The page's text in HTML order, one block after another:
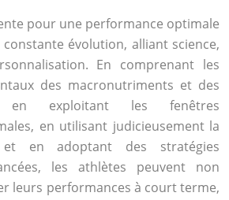
pour une performance optimale
évolution, alliant science,
En comprenant les
des macronutriments et des
en exploitant les fenêtres
en utilisant judicieusement la
et en adoptant des stratégies
les athlètes peuvent non
leurs performances à court terme,